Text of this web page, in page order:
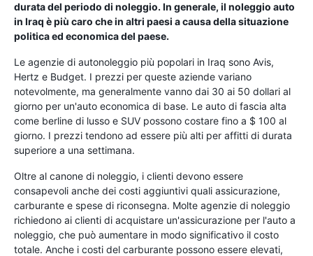
durata del periodo di noleggio. In generale, il noleggio auto
in Iraq è più caro che in altri paesi a causa della situazione
politica ed economica del paese.
Le agenzie di autonoleggio più popolari in Iraq sono Avis,
Hertz e Budget. I prezzi per queste aziende variano
notevolmente, ma generalmente vanno dai 30 ai 50 dollari al
giorno per un'auto economica di base. Le auto di fascia alta
come berline di lusso e SUV possono costare fino a $ 100 al
giorno. I prezzi tendono ad essere più alti per affitti di durata
superiore a una settimana.
Oltre al canone di noleggio, i clienti devono essere
consapevoli anche dei costi aggiuntivi quali assicurazione,
carburante e spese di riconsegna. Molte agenzie di noleggio
richiedono ai clienti di acquistare un'assicurazione per l'auto a
noleggio, che può aumentare in modo significativo il costo
totale. Anche i costi del carburante possono essere elevati,